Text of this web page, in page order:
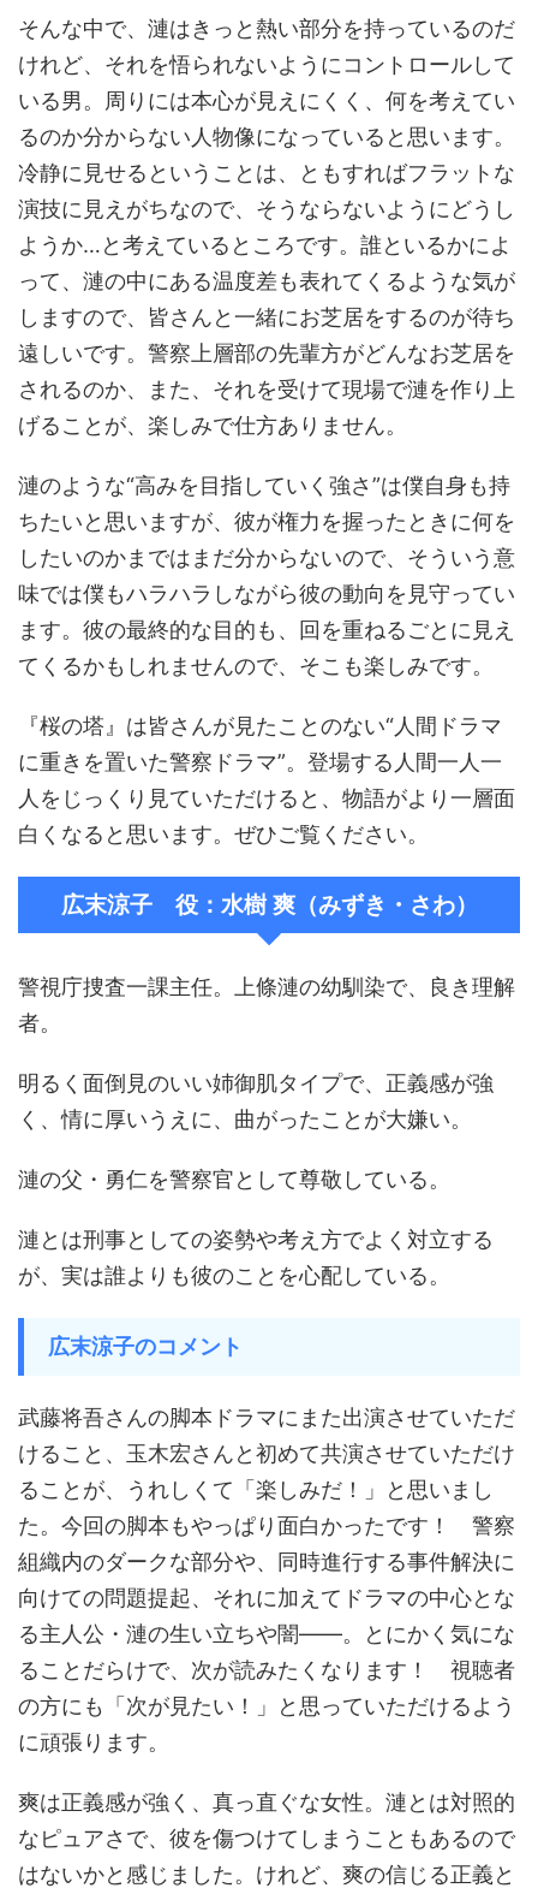
そんな中で、漣はきっと熱い部分を持っているのだ
けれど、それを悟られないようにコントロールして
いる男。周りには本心が見えにくく、何を考えてい
るのか分からない人物像になっていると思います。
冷静に見せるということは、ともすればフラットな
演技に見えがちなので、そうならないようにどうし
ようか…と考えているところです。誰といるかによ
って、漣の中にある温度差も表れてくるような気が
しますので、皆さんと一緒にお芝居をするのが待ち
遠しいです。警察上層部の先輩方がどんなお芝居を
されるのか、また、それを受けて現場で漣を作り上
げることが、楽しみで仕方ありません。
漣のような“高みを目指していく強さ”は僕自身も持
ちたいと思いますが、彼が権力を握ったときに何を
したいのかまではまだ分からないので、そういう意
味では僕もハラハラしながら彼の動向を見守ってい
ます。彼の最終的な目的も、回を重ねるごとに見え
てくるかもしれませんので、そこも楽しみです。
『桜の塔』は皆さんが見たことのない“人間ドラマ
に重きを置いた警察ドラマ”。登場する人間一人一
人をじっくり見ていただけると、物語がより一層面
白くなると思います。ぜひご覧ください。
広末涼子 役：水樹 爽（みずき・さわ）
警視庁捜査一課主任。上條漣の幼馴染で、良き理解
者。
明るく面倒見のいい姉御肌タイプで、正義感が強
く、情に厚いうえに、曲がったことが大嫌い。
漣の父・勇仁を警察官として尊敬している。
漣とは刑事としての姿勢や考え方でよく対立する
が、実は誰よりも彼のことを心配している。
広末涼子のコメント
武藤将吾さんの脚本ドラマにまた出演させていただ
けること、玉木宏さんと初めて共演させていただけ
ることが、うれしくて「楽しみだ！」と思いまし
た。今回の脚本もやっぱり面白かったです！ 警察
組織内のダークな部分や、同時進行する事件解決に
向けての問題提起、それに加えてドラマの中心とな
る主人公・漣の生い立ちや闇――。とにかく気にな
ることだらけで、次が読みたくなります！ 視聴者
の方にも「次が見たい！」と思っていただけるよう
に頑張ります。
爽は正義感が強く、真っ直ぐな女性。漣とは対照的
なピュアさで、彼を傷つけてしまうこともあるので
はないかと感じました。けれど、爽の信じる正義と